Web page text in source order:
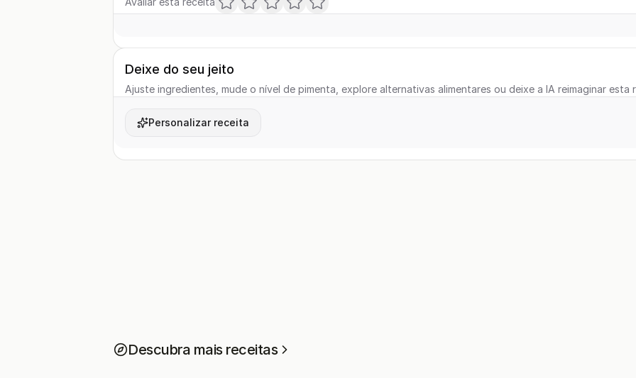
Deixe do seu jeito
Ajuste ingredientes, mude o nível de pimenta, explore alternativas alimentares ou deixe a IA reimaginar esta
Personalizar receita
Descubra mais receitas